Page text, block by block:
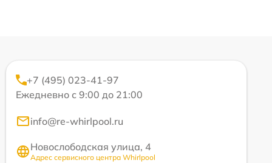
+7 (495) 023-41-97
Ежедневно с 9:00 до 21:00
info@re-whirlpool.ru
Новослободская улица, 4
Адрес сервисного центра Whirlpool